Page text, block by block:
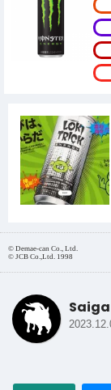
© Demae-can Co., Ltd.
© JCB Co.,Ltd. 1998
Saiga